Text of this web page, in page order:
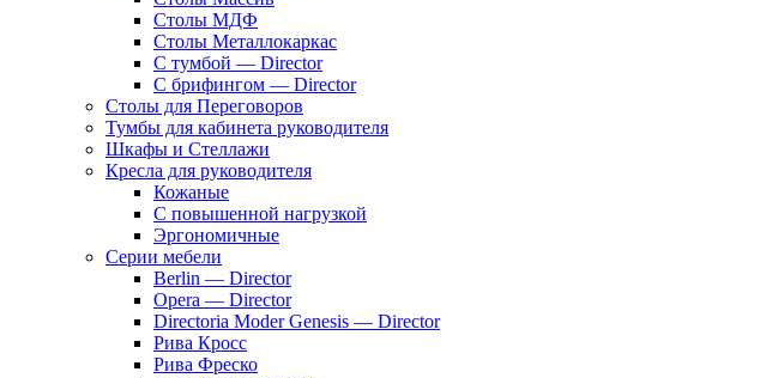
Столы МДФ
Столы Металлокаркас
С тумбой — Director
C брифингом — Director
Столы для Переговоров
Тумбы для кабинета руководителя
Шкафы и Стеллажи
Кресла для руководителя
Кожаные
С повышенной нагрузкой
Эргономичные
Серии мебели
Berlin — Director
Opera — Director
Directoria Moder Genesis — Director
Рива Кросс
Рива Фреско